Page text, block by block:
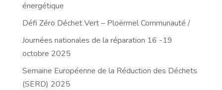
énergétique
Défi Zéro Déchet Vert – Ploërmel Communauté /
Journées nationales de la réparation 16 -19
octobre 2025
Semaine Européenne de la Réduction des Déchets
(SERD) 2025